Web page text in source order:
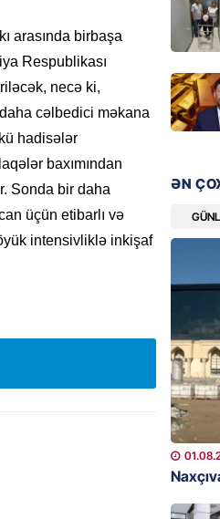
arasında birbaşa
Respublikası
necə ki,
cəlbedici məkana
hadisələr
baxımından
Sonda bir daha
üçün etibarlı və
intensivliklə inkişaf
Bu
qərarı
həkim
şikayət
işıq?
GÜNDƏM
Hərbi
ƏN